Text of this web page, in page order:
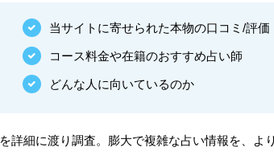
当サイトに寄せられた本物の口コミ/評価
コース料金や在籍のおすすめ占い師
どんな人に向いているのか
を詳細に渡り調査。膨大で複雑な占い情報を、よ